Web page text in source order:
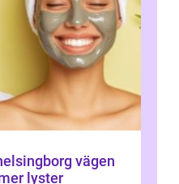
vägen
lyster